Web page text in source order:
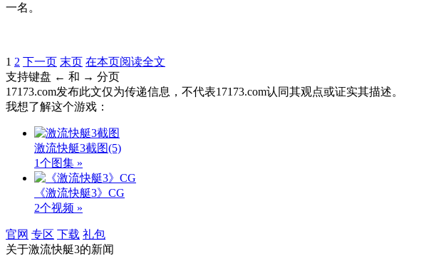
一名。
1 2 下一页 末页 在本页阅读全文
支持键盘 ← 和 → 分页
17173.com发布此文仅为传递信息，不代表17173.com认同其观点或证实其描述。
我想了解这个游戏：
激流快艇3截图(5)
1个图集 »
《激流快艇3》CG
2个视频 »
官网 专区 下载 礼包
关于激流快艇3的新闻